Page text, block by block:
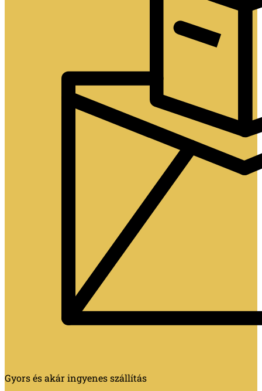
Gyors és akár ingyenes szállítás